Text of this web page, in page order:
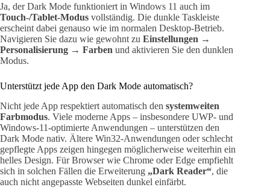
Ja, der Dark Mode funktioniert in Windows 11 auch im
Touch-/Tablet-Modus vollständig. Die dunkle Taskleiste
erscheint dabei genauso wie im normalen Desktop-Betrieb.
Navigieren Sie dazu wie gewohnt zu Einstellungen →
Personalisierung → Farben und aktivieren Sie den dunklen
Modus.
Unterstützt jede App den Dark Mode automatisch?
Nicht jede App respektiert automatisch den systemweiten
Farbmodus. Viele moderne Apps – insbesondere UWP- und
Windows-11-optimierte Anwendungen – unterstützen den
Dark Mode nativ. Ältere Win32-Anwendungen oder schlecht
gepflegte Apps zeigen hingegen möglicherweise weiterhin ein
helles Design. Für Browser wie Chrome oder Edge empfiehlt
sich in solchen Fällen die Erweiterung „Dark Reader“, die
auch nicht angepasste Webseiten dunkel einfärbt.